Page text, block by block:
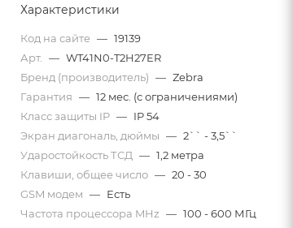
Характеристики
Код на сайте — 19139
Арт.
— WT41N0-T2H27ER
Бренд (производитель) — Zebra
Гарантия — 12 мес. (с ограничениями)
Класс защиты IP — IP 54
Экран диагональ, дюймы — 2`` - 3,5``
Ударостойкость ТСД — 1,2 метра
Клавиши, общее число — 20 - 30
GSM модем — Есть
Частота процессора MHz — 100 - 600 МГц